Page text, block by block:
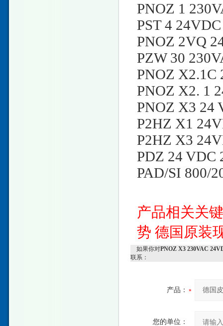
PNOZ 1
PST 4
PNOZ 2VQ
PZW 30
PNOZ X2.1C
PNOZ X2. 1
PNOZ X3 24
P2HZ X1
P2HZ X3
PDZ 24 VDC
PAD/SI 800/
产品相关关
势 德国原装
如果你对PNOZ X3 230VAC
联系：
产品：
您的单位：